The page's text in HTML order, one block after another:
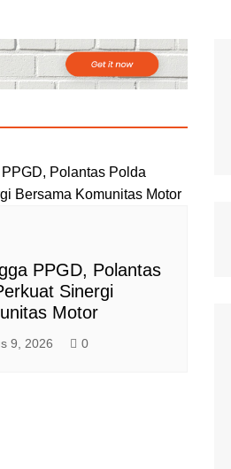
PPGD, Polantas
Sinergi
Motor
9, 2026 0